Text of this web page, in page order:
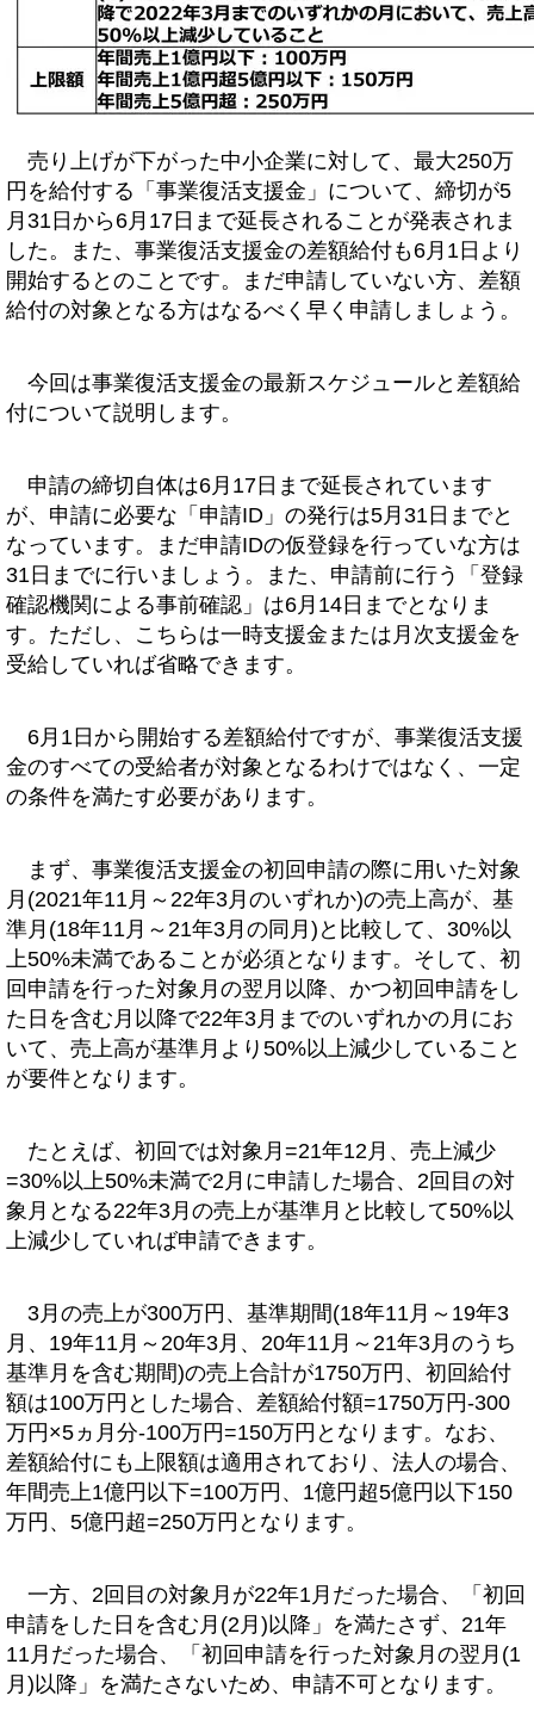
売り上げが下がった中小企業に対して、最大250万
円を給付する「事業復活支援金」について、締切が5
月31日から6月17日まで延長されることが発表されま
した。また、事業復活支援金の差額給付も6月1日より
開始するとのことです。まだ申請していない方、差額
給付の対象となる方はなるべく早く申請しましょう。
今回は事業復活支援金の最新スケジュールと差額給
付について説明します。
申請の締切自体は6月17日まで延長されています
が、申請に必要な「申請ID」の発行は5月31日までと
なっています。まだ申請IDの仮登録を行っていな方は
31日までに行いましょう。また、申請前に行う「登録
確認機関による事前確認」は6月14日までとなりま
す。ただし、こちらは一時支援金または月次支援金を
受給していれば省略できます。
6月1日から開始する差額給付ですが、事業復活支援
金のすべての受給者が対象となるわけではなく、一定
の条件を満たす必要があります。
まず、事業復活支援金の初回申請の際に用いた対象
月(2021年11月～22年3月のいずれか)の売上高が、基
準月(18年11月～21年3月の同月)と比較して、30%以
上50%未満であることが必須となります。そして、初
回申請を行った対象月の翌月以降、かつ初回申請をし
た日を含む月以降で22年3月までのいずれかの月にお
いて、売上高が基準月より50%以上減少していること
が要件となります。
たとえば、初回では対象月=21年12月、売上減少
=30%以上50%未満で2月に申請した場合、2回目の対
象月となる22年3月の売上が基準月と比較して50%以
上減少していれば申請できます。
3月の売上が300万円、基準期間(18年11月～19年3
月、19年11月～20年3月、20年11月～21年3月のうち
基準月を含む期間)の売上合計が1750万円、初回給付
額は100万円とした場合、差額給付額=1750万円-300
万円×5ヵ月分-100万円=150万円となります。なお、
差額給付にも上限額は適用されており、法人の場合、
年間売上1億円以下=100万円、1億円超5億円以下150
万円、5億円超=250万円となります。
一方、2回目の対象月が22年1月だった場合、「初回
申請をした日を含む月(2月)以降」を満たさず、21年
11月だった場合、「初回申請を行った対象月の翌月(1
月)以降」を満たさないため、申請不可となります。